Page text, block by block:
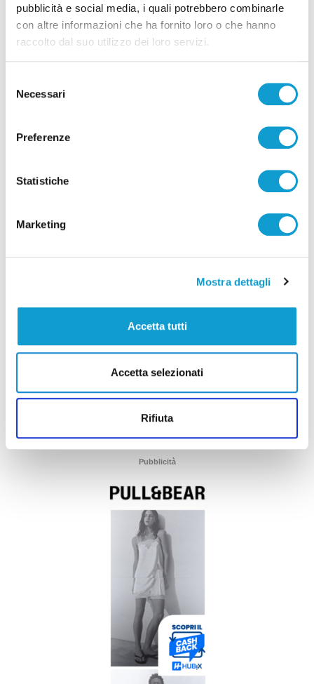
pubblicità e social media, i quali potrebbero combinarle
con altre informazioni che ha fornito loro o che hanno
raccolto dal suo utilizzo dei loro servizi.
delNecessari
Preferenze
Statistiche
Marketing
Mostra dettagli
Accetta tutti
Accetta selezionati
Rifiuta
Pubblicità